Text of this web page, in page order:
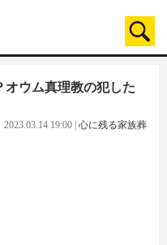
オウム真理教の犯した
2023.03.14 19:00 心に残る家族葬